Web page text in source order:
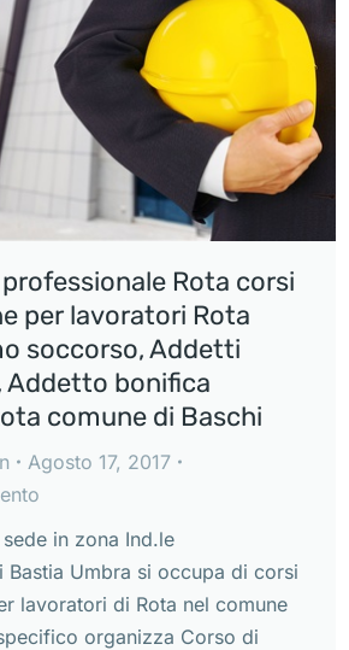
Rota corsi
per lavoratori Rota
soccorso, Addetti
Addetto bonifica
comune di Baschi
Agosto 17, 2017
in zona Ind.le
Bastia Umbra si occupa di corsi
lavoratori di Rota nel comune
organizza Corso di